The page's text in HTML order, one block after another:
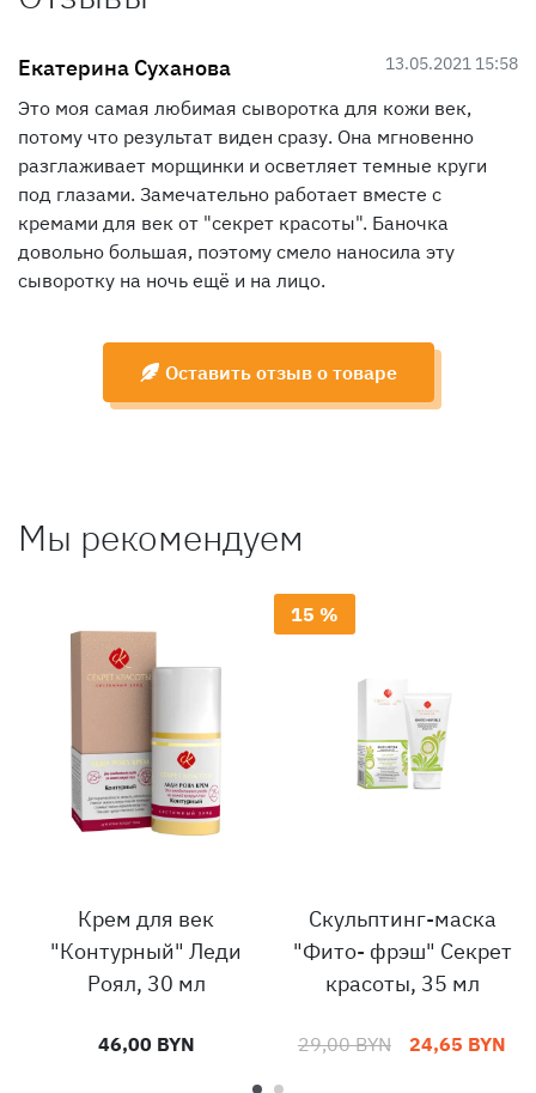
Екатерина Суханова 13.05.2021 15:58
Это моя самая любимая сыворотка для кожи век,
потому что результат виден сразу. Она мгновенно
разглаживает морщинки и осветляет темные круги
под глазами. Замечательно работает вместе с
кремами для век от "секрет красоты". Баночка
довольно большая, поэтому смело наносила эту
сыворотку на ночь ещё и на лицо.
Оставить отзыв о товаре
Мы рекомендуем
Крем для век
"Контурный" Леди
Роял, 30 мл
46,00 BYN
15 %
Скульптинг-маска
"Фито- фрэш" Секрет
красоты, 35 мл
29,00 BYN 24,65 BYN